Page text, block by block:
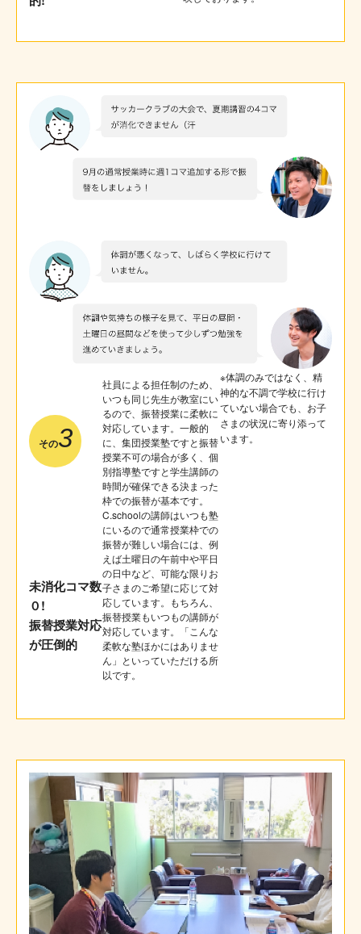
その3
未消化コマ数
０!
振替授業対応
が圧倒的
社員による担任制のため、
いつも同じ先生が教室にい
るので、振替授業に柔軟に
対応しています。一般的
に、集団授業塾ですと振替
授業不可の場合が多く、個
別指導塾ですと学生講師の
時間が確保できる決まった
枠での振替が基本です。
C.schoolの講師はいつも塾
にいるので通常授業枠での
振替が難しい場合には、例
えば土曜日の午前中や平日
の日中など、可能な限りお
子さまのご希望に応じて対
応しています。もちろん、
振替授業もいつもの講師が
対応しています。「こんな
柔軟な塾ほかにはありませ
ん」といっていただける所
以です。
※体調のみではなく、精
神的な不調で学校に行け
ていない場合でも、お子
さまの状況に寄り添って
います。